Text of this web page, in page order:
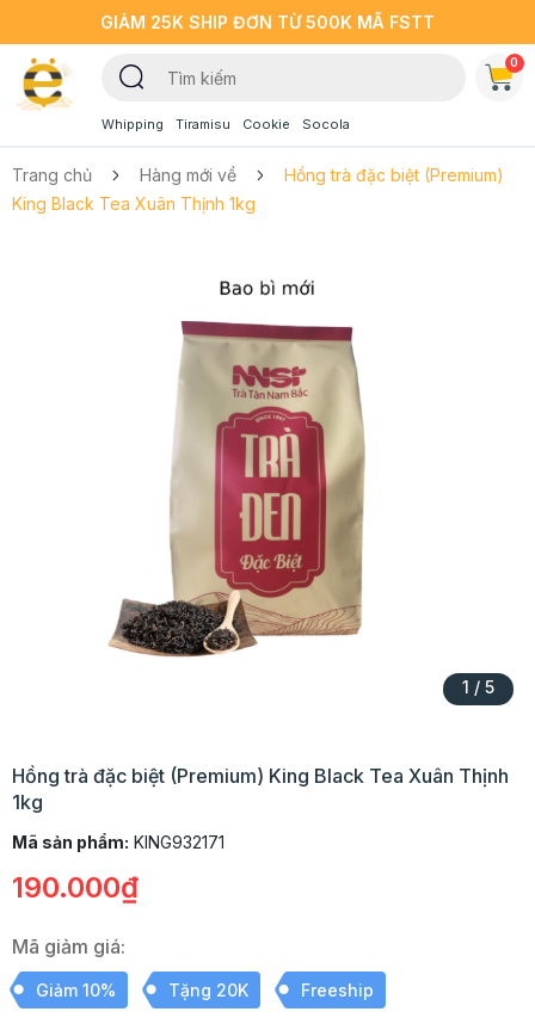
GIẢM 25K SHIP ĐƠN TỪ 500K MÃ FSTT
Whipping Tiramisu Cookie Socola
0
Trang chủ Hàng mới về
Hồng trà đặc biệt (Premium)
King Black Tea Xuân Thịnh 1kg
1 / 5
Hồng trà đặc biệt (Premium) King Black Tea Xuân Thịnh
1kg
Mã sản phẩm: KING932171
190.000₫
Mã giảm giá:
Giảm 10% Tặng 20K Freeship